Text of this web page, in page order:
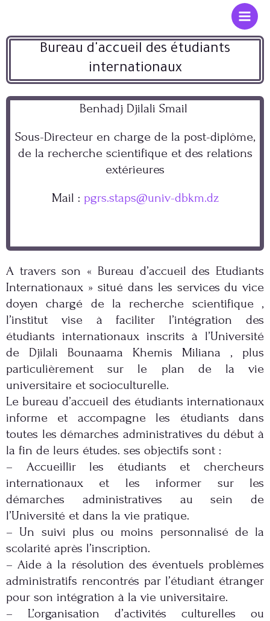
Bureau d'accueil des étudiants
internationaux
Benhadj Djilali Smail
Sous-Directeur en charge de la post-diplôme,
de la recherche scientifique et des relations
extérieures
Mail : pgrs.staps@univ-dbkm.dz
A travers son « Bureau d’accueil des Etudiants
Internationaux » situé dans les services du vice
doyen chargé de la recherche scientifique ,
l’institut vise à faciliter l’intégration des
étudiants internationaux inscrits à l’Université
de Djilali Bounaama Khemis Miliana , plus
particulièrement sur le plan de la vie
universitaire et socioculturelle.
Le bureau d’accueil des étudiants internationaux
informe et accompagne les étudiants dans
toutes les démarches administratives du début à
la fin de leurs études. ses objectifs sont :
– Accueillir les étudiants et chercheurs
internationaux et les informer sur les
démarches administratives au sein de
l’Université et dans la vie pratique.
– Un suivi plus ou moins personnalisé de la
scolarité après l’inscription.
– Aide à la résolution des éventuels problèmes
administratifs rencontrés par l’étudiant étranger
pour son intégration à la vie universitaire.
– L’organisation d’activités culturelles ou